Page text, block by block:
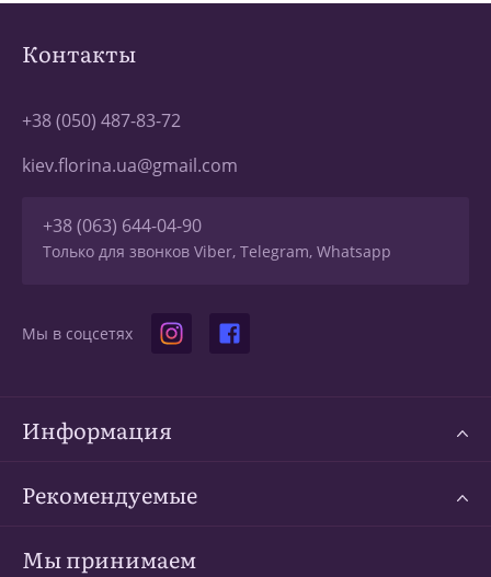
Контакты
+38 (050) 487-83-72
kiev.florina.ua@gmail.com
+38 (063) 644-04-90
Только для звонков Viber, Telegram, Whatsapp
Мы в соцсетях
Информация
Рекомендуемые
Мы принимаем